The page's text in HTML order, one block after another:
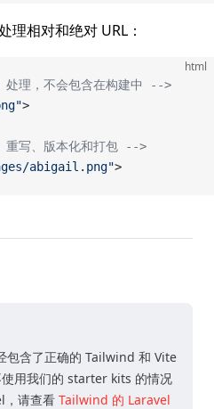
理相对和绝对 URL：
html
理，不会包含在构建中 -->
>
写、版本化和打包 -->
abigail.png">
包含了正确的 Tailwind 和 Vite
用我们的 starter kits 的情况
请查看 Tailwind 的 Laravel